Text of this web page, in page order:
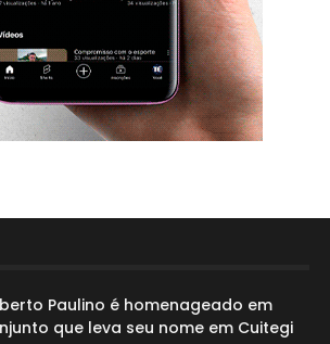
Paulino é homenageado em
que leva seu nome em Cuitegi